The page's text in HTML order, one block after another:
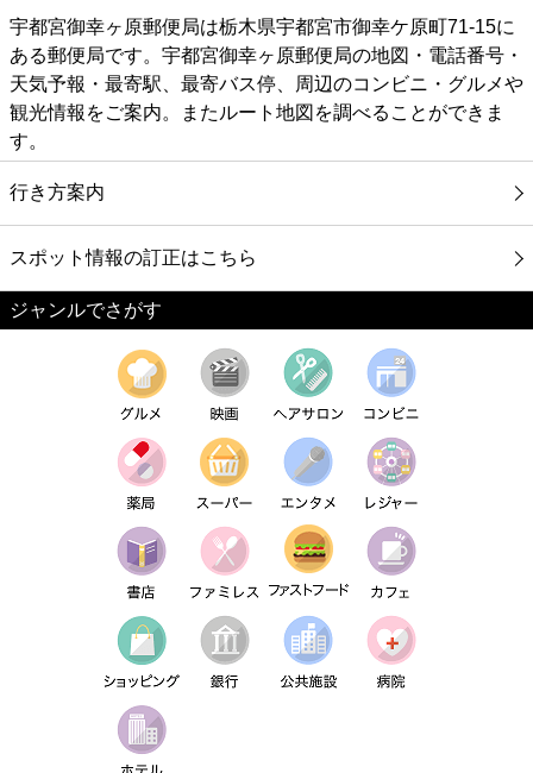
宇都宮御幸ヶ原郵便局は栃木県宇都宮市御幸ケ原町71-15に
ある郵便局です。宇都宮御幸ヶ原郵便局の地図・電話番号・
天気予報・最寄駅、最寄バス停、周辺のコンビニ・グルメや
観光情報をご案内。またルート地図を調べることができま
す。
行き方案内
スポット情報の訂正はこちら
ジャンルでさがす